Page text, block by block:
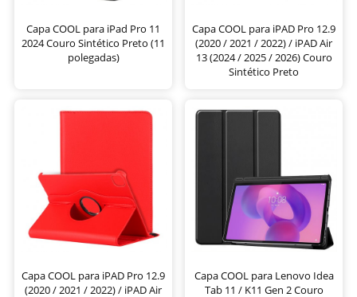
Capa COOL para iPad Pro 11
2024 Couro Sintético Preto (11
polegadas)
Capa COOL para iPAD Pro 12.9
(2020 / 2021 / 2022) / iPAD Air
13 (2024 / 2025 / 2026) Couro
Sintético Preto
Capa COOL para iPAD Pro 12.9
(2020 / 2021 / 2022) / iPAD Air
Capa COOL para Lenovo Idea
Tab 11 / K11 Gen 2 Couro